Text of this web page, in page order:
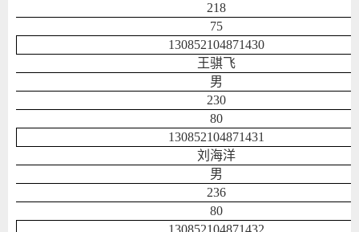
218
75
130852104871430
王骐飞
男
230
80
130852104871431
刘海洋
男
236
80